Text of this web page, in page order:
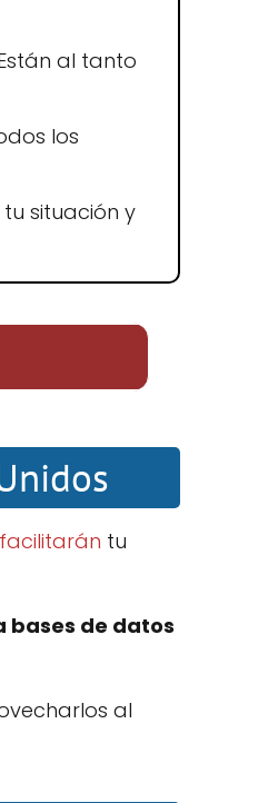
al tanto
los
situación y
tu
bases de datos
al